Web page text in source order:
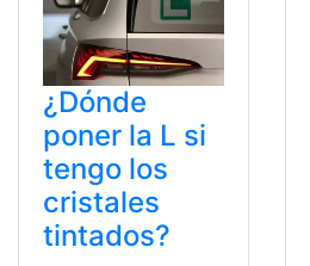
¿Dónde
poner la L si
tengo los
cristales
tintados?